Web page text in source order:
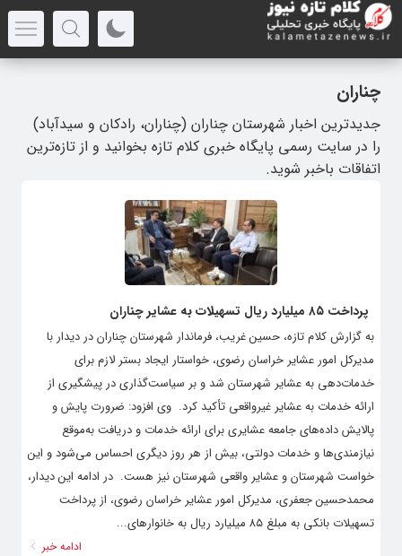
چناران
جدیدترین اخبار شهرستان چناران (چناران، رادکان و سیدآباد)
را در سایت رسمی پایگاه خبری کلام تازه بخوانید و از تازه‌ترین
اتفاقات باخبر شوید.
پرداخت ۸۵ میلیارد ریال تسهیلات به عشایر چناران
به گزارش کلام تازه، حسین غریب، فرماندار شهرستان چناران در دیدار با
مدیرکل امور عشایر خراسان رضوی، خواستار ایجاد بستر لازم برای
خدمات‌دهی به عشایر شهرستان شد و بر سیاست‌گذاری در پیشگیری از
ارائه خدمات به عشایر غیرواقعی تأکید کرد. ‌ وی افزود: ضرورت پایش و
پالایش داده‌های جامعه عشایری برای ارائه خدمات و دریافت به‌موقع
نیازمندی‌ها و خدمات دولتی، بیش از هر روز دیگری احساس می‌شود و این
خواست شهرستان و عشایر واقعی شهرستان نیز هست. ‌ در ادامه این دیدار،
محمدحسین جعفری، مدیرکل امور عشایر خراسان رضوی، از پرداخت
تسهیلات بانکی به مبلغ ۸۵ میلیارد ریال به خانوارهای...
ادامه خبر